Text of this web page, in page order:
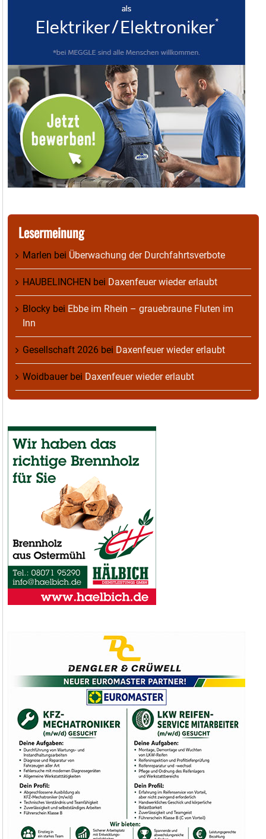
Lesermeinung
Marlen bei Überwachung der Durchfahrtsverbote
HAUBELINCHEN bei Daxenfeuer wieder erlaubt
Blocky bei Ebbe im Rhein – grauebraune Fluten im
Inn
Gesellschaft 2026 bei Daxenfeuer wieder erlaubt
Woidbauerbei Daxenfeuer wieder erlaubt